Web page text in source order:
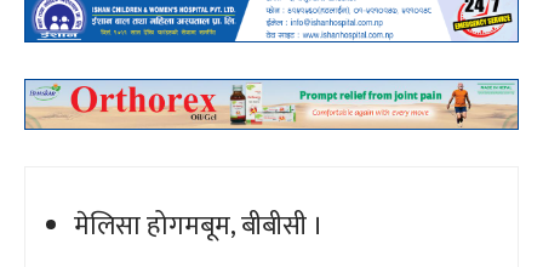
मेलिसा होगमबूम,बीबीसी ।